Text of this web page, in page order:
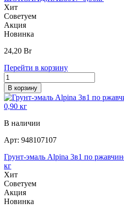
Хит
Советуем
Акция
Новинка
24,20 Br
Перейти в корзину
В корзину
В наличии
Арт: 948107107
Грунт-эмаль Alpina 3в1 по
кг
Хит
Советуем
Акция
Новинка